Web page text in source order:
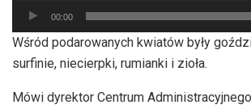
Odtwarzacz
plików
dźwiękowych
00:00
Wśród podarowanych kwiatów były
surfinie, niecierpki, rumianki i zioła.
Mówi dyrektor Centrum